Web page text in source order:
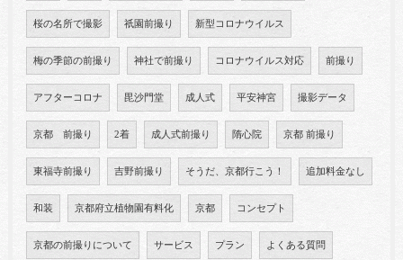
桜の名所で撮影 祇園前撮り 新型コロナウイルス
梅の季節の前撮り 神社で前撮り コロナウイルス対応 前撮り
アフターコロナ 毘沙門堂 成人式 平安神宮 撮影データ
京都 前撮り 2着 成人式前撮り 隋心院 京都 前撮り
東福寺前撮り 吉野前撮り そうだ、京都行こう！ 追加料金なし
和装 京都府立植物園有料化 京都 コンセプト
京都の前撮りについて サービス プラン よくある質問